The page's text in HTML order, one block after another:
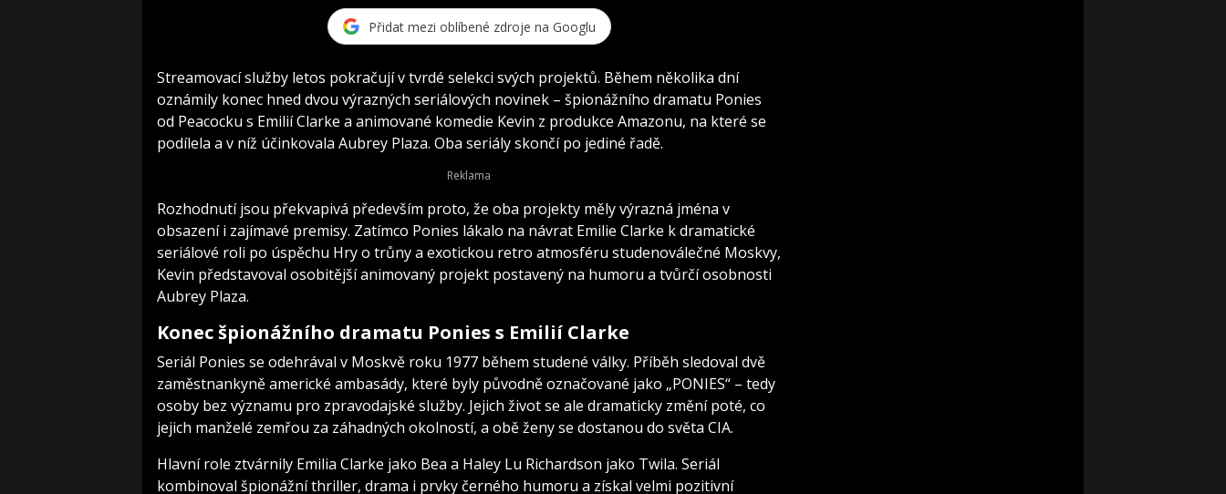
Přidat mezi oblíbené zdroje na Googlu
Streamovací služby letos pokračují v tvrdé selekci svých projektů. Během několika dní
oznámily konec hned dvou výrazných seriálových novinek – špionážního dramatu Ponies
od Peacocku s Emilií Clarke a animované komedie Kevin z produkce Amazonu, na které se
podílela a v níž účinkovala Aubrey Plaza. Oba seriály skončí po jediné řadě.
Rozhodnutí jsou překvapivá především proto, že oba projekty měly výrazná jména v
obsazení i zajímavé premisy. Zatímco Ponies lákalo na návrat Emilie Clarke k dramatické
seriálové roli po úspěchu Hry o trůny a exotickou retro atmosféru studenoválečné Moskvy,
Kevin představoval osobitější animovaný projekt postavený na humoru a tvůrčí osobnosti
Aubrey Plaza.
Konec špionážního dramatu Ponies s Emilií Clarke
Seriál Ponies se odehrával v Moskvě roku 1977 během studené války. Příběh sledoval dvě
zaměstnankyně americké ambasády, které byly původně označované jako „PONIES“ – tedy
osoby bez významu pro zpravodajské služby. Jejich život se ale dramaticky změní poté, co
jejich manželé zemřou za záhadných okolností, a obě ženy se dostanou do světa CIA.
Hlavní role ztvárnily Emilia Clarke jako Bea a Haley Lu Richardson jako Twila. Seriál
kombinoval špionážní thriller, drama i prvky černého humoru a získal velmi pozitivní